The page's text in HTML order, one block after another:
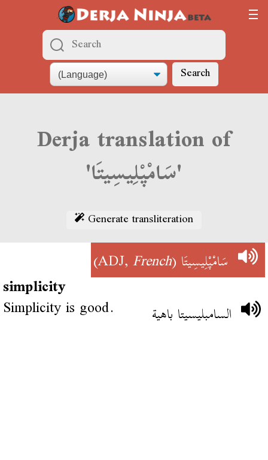
Search
Derja translation of
'سَامْپْلِيسِيتَا'
Generate transliteration
سَامْپْلِيسِيتَا(ADJ,
French
)
simplicity
Simplicity is good. السامبليسيتا باهية